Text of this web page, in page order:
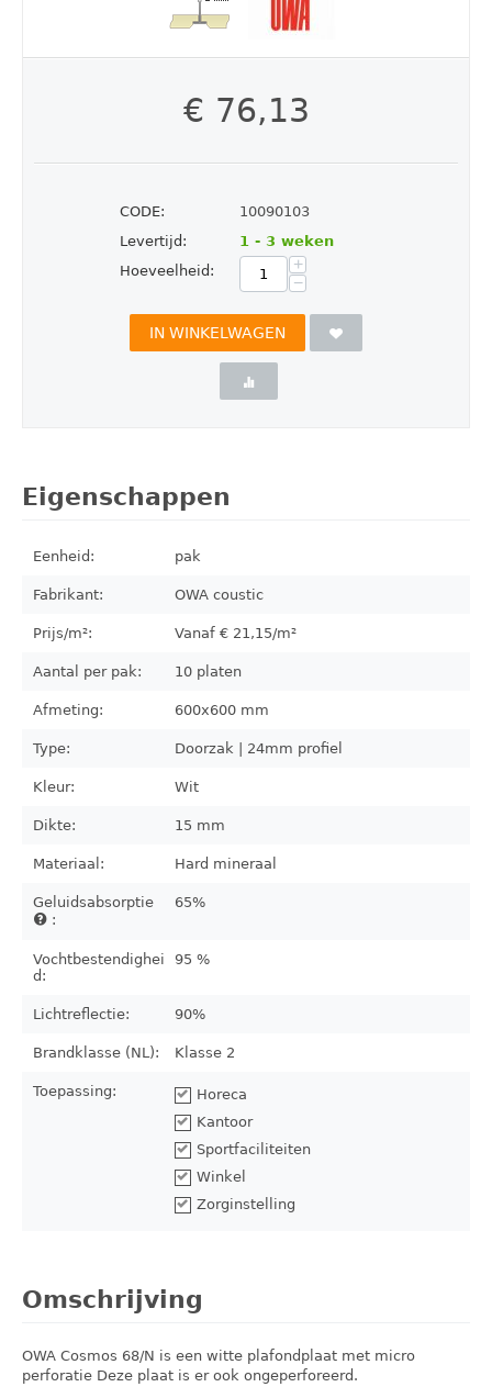
€ 76,13
CODE:
10090103
Levertijd:
1 - 3 weken
Hoeveelheid:
+
−
IN WINKELWAGEN
Eigenschappen
Eenheid: pak
Fabrikant: OWA coustic
Prijs/m²: Vanaf € 21,15/m²
Aantal per pak: 10 platen
Afmeting: 600x600 mm
Type: Doorzak | 24mm profiel
Kleur: Wit
Dikte: 15 mm
Materiaal: Hard mineraal
Geluidsabsorptie
:
65%
Vochtbestendighei
d:
95 %
Lichtreflectie: 90%
Brandklasse (NL): Klasse 2
Toepassing:
Horeca
Kantoor
Sportfaciliteiten
Winkel
Zorginstelling
Omschrijving
OWA Cosmos 68/N is een witte plafondplaat met micro
perforatie Deze plaat is er ook ongeperforeerd.